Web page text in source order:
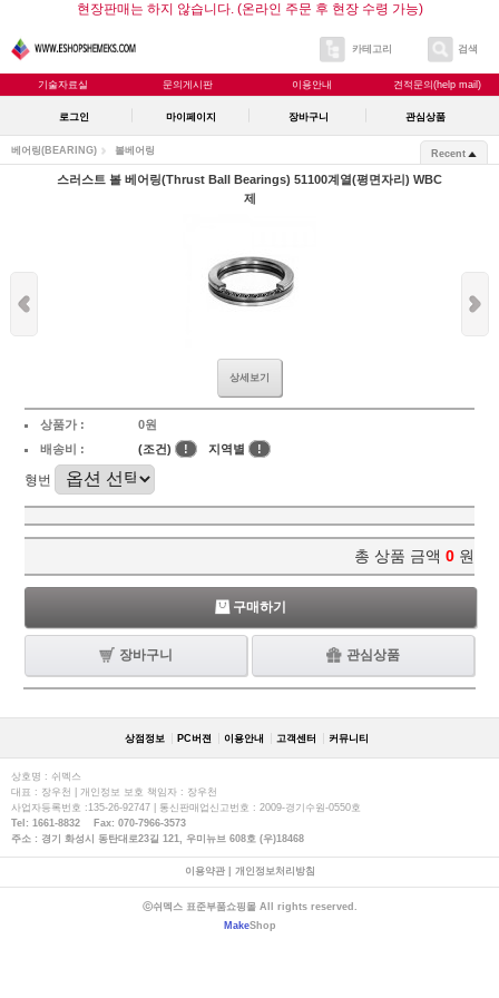
현장판매는 하지 않습니다. (온라인 주문 후 현장 수령 가능)
카테고리 검색
기술자료실 문의게시판 이용안내 견적문의(help mail)
로그인 마이페이지 장바구니 관심상품
베어링(BEARING) 볼베어링 Recent
스러스트 볼 베어링(Thrust Ball Bearings) 51100계열(평면자리) WBC
제
상세보기
상품가 :
0원
배송비 :
(조건) ! 지역별 !
형번
총 상품 금액 0 원
구매하기
장바구니 관심상품
상점정보 PC버젼 이용안내 고객센터 커뮤니티
상호명 : 쉬멕스
대표 : 장우천 | 개인정보 보호 책임자 : 장우천
사업자등록번호 :135-26-92747 | 통신판매업신고번호 : 2009-경기수원-0550호
Tel: 1661-8832 Fax: 070-7966-3573
주소 : 경기 화성시 동탄대로23길 121, 우미뉴브 608호 (우)18468
이용약관| 개인정보처리방침
ⓒ쉬멕스 표준부품쇼핑몰 All rights reserved.
MakeShop